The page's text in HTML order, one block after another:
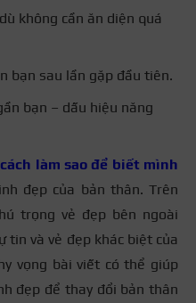
không cần ăn diện quá
bạn sau lần gặp đầu tiên.
bạn – dấu hiệu năng
cách làm sao để biết mình
đẹp của bản thân. Trên
trọng vẻ đẹp bên ngoài
tin và vẻ đẹp khác biệt của
vọng bài viết có thể giúp
đẹp để thay đổi bản thân